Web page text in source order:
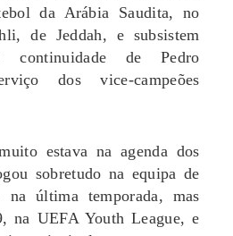
da Arábia Saudita, no
de Jeddah, e subsistem
continuidade de Pedro
dos vice-campeões
estava na agenda dos
sobretudo na equipa de
na última temporada, mas
na UEFA Youth League, e